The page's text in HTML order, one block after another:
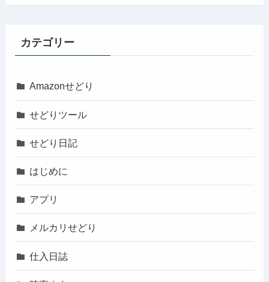
カテゴリー
Amazonせどり
せどりツール
せどり日記
はじめに
アプリ
メルカリせどり
仕入日誌